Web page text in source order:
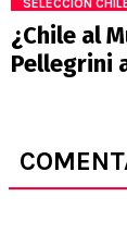
¿Chile al
Pellegrini